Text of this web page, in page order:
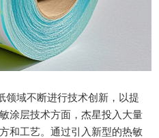
领域不断进行技术创新，以提
涂层技术方面，杰星投入大量
和工艺。通过引入新型的热敏